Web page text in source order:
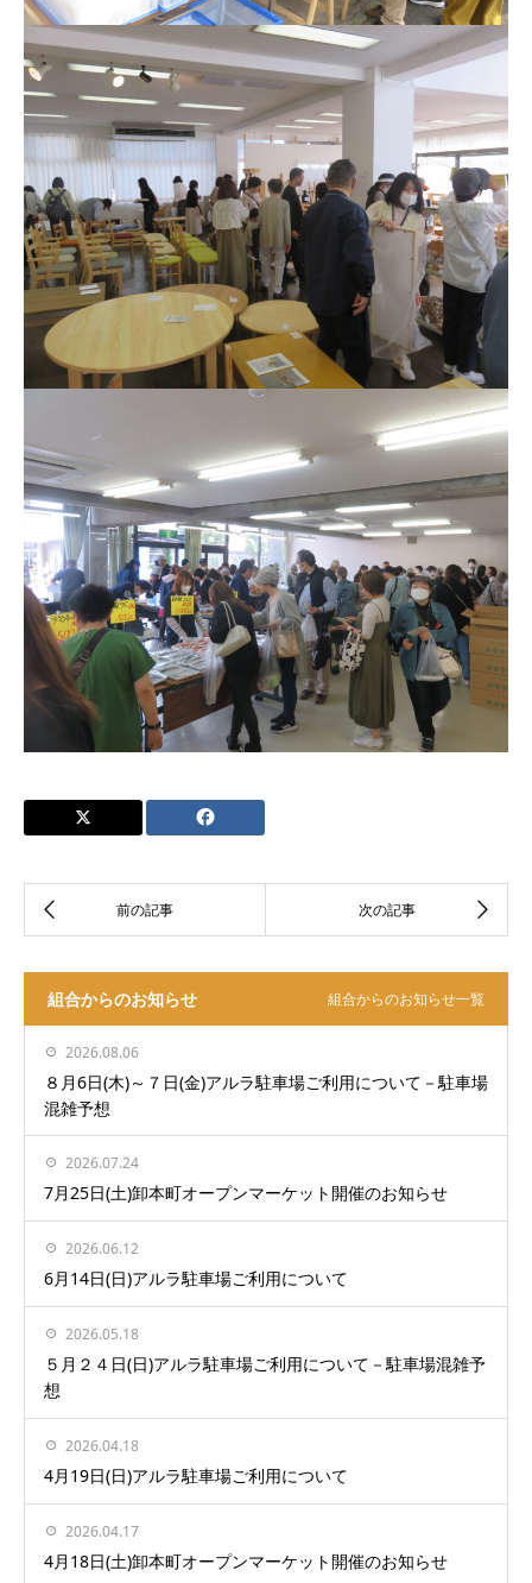
組合からのお知らせ 組合からのお知らせ一覧
2026.08.06
８月6日(木)～７日(金)アルラ駐車場ご利用について－駐車場
混雑予想
2026.07.24
7月25日(土)卸本町オープンマーケット開催のお知らせ
2026.06.12
6月14日(日)アルラ駐車場ご利用について
2026.05.18
５月２４日(日)アルラ駐車場ご利用について－駐車場混雑予
想
2026.04.18
4月19日(日)アルラ駐車場ご利用について
2026.04.17
4月18日(土)卸本町オープンマーケット開催のお知らせ